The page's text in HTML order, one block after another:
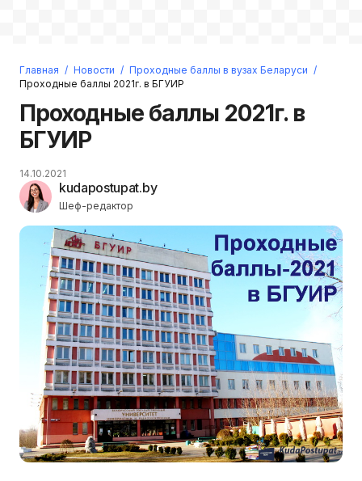
Войти
Регистрация
Прислать пароль
Главная / Новости / Проходные баллы в вузах Беларуси /
Проходные баллы 2021г. в БГУИР
Проходные баллы 2021г. в
БГУИР
kudapostupat.by
Шеф-редактор
14.10.2021